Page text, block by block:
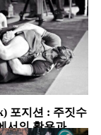
포지션 : 주짓수
서의 활용과 발